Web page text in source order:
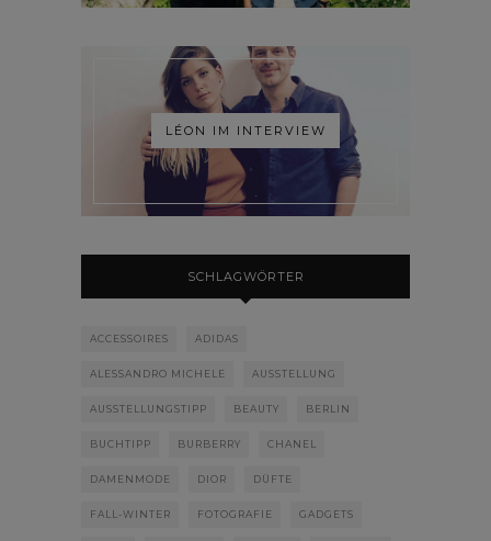
LÉON IM INTERVIEW
SCHLAGWÖRTER
ACCESSOIRES ADIDAS
ALESSANDRO MICHELE AUSSTELLUNG
AUSSTELLUNGSTIPP BEAUTY BERLIN
BUCHTIPP BURBERRY CHANEL
DAMENMODE DIOR DÜFTE
FALL-WINTER FOTOGRAFIE GADGETS